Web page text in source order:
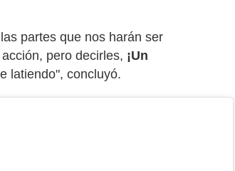
partes que nos harán ser
pero decirles, ¡Un
latiendo", concluyó.